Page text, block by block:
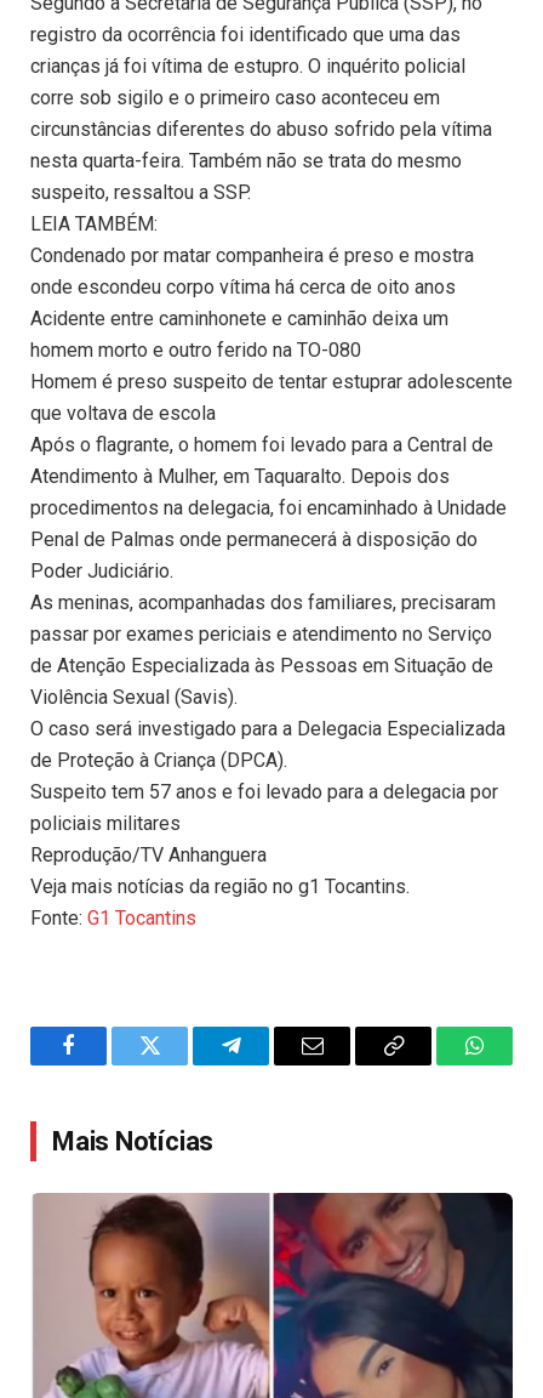
registro da ocorrência foi identificado que uma das
crianças já foi vítima de estupro. O inquérito policial
corre sob sigilo e o primeiro caso aconteceu em
circunstâncias diferentes do abuso sofrido pela vítima
nesta quarta-feira. Também não se trata do mesmo
suspeito, ressaltou a SSP.
LEIA TAMBÉM:
Condenado por matar companheira é preso e mostra
onde escondeu corpo vítima há cerca de oito anos
Acidente entre caminhonete e caminhão deixa um
homem morto e outro ferido na TO-080
Homem é preso suspeito de tentar estuprar adolescente
que voltava de escola
Após o flagrante, o homem foi levado para a Central de
Atendimento à Mulher, em Taquaralto. Depois dos
procedimentos na delegacia, foi encaminhado à Unidade
Penal de Palmas onde permanecerá à disposição do
Poder Judiciário.
As meninas, acompanhadas dos familiares, precisaram
passar por exames periciais e atendimento no Serviço
de Atenção Especializada às Pessoas em Situação de
Violência Sexual (Savis).
O caso será investigado para a Delegacia Especializada
de Proteção à Criança (DPCA).
Suspeito tem 57 anos e foi levado para a delegacia por
policiais militares
Reprodução/TV Anhanguera
Veja mais notícias da região no g1 Tocantins.
Fonte: G1 Tocantins
FacebookTwitter TelegramEmail
Copy
Mais Notícias